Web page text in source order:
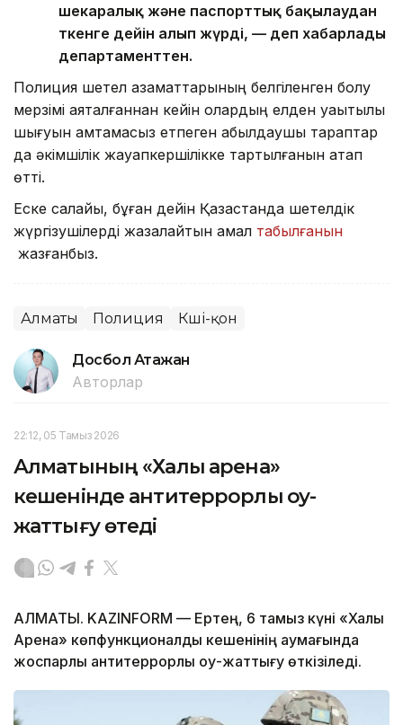
шекаралық және паспорттық бақылаудан
өткенге дейін алып жүрді, — деп хабарлады
департаменттен.
Полиция шетел азаматтарының белгіленген болу
мерзімі аяқталғаннан кейін олардың елден уақытылы
шығуын қамтамасыз етпеген қабылдаушы тараптар
да әкімшілік жауапкершілікке тартылғанын атап
өтті.
Еске салайық, бұған дейін Қазақстанда шетелдік
жүргізушілерді жазалайтын амал табылғанын
жазғанбыз.
Алматы Полиция Көші-қон
Досбол Атажан
Авторлар
22:12, 05 Тамыз 2026
Алматының «Халық арена»
кешенінде антитеррорлық оқу-
жаттығу өтеді
АЛМАТЫ. KAZINFORM — Ертең, 6 тамыз күні «Халық
Арена» көпфункционалды кешенінің аумағында
жоспарлы антитеррорлық оқу-жаттығу өткізіледі.